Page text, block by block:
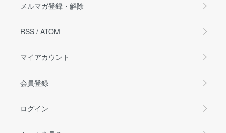
メルマガ登録・解除
RSS / ATOM
マイアカウント
会員登録
ログイン